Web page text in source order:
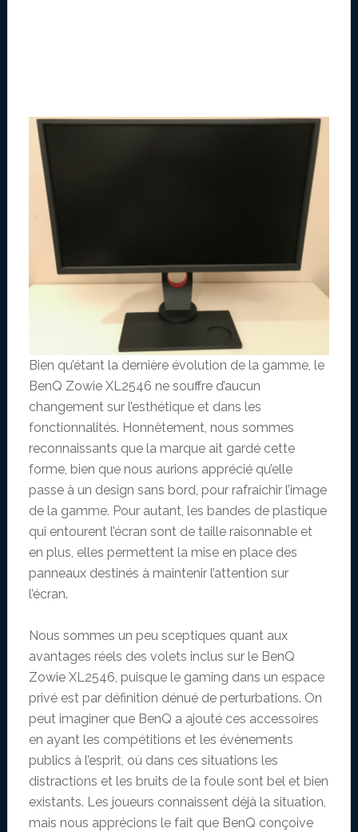
Bien qu’étant la dernière évolution de la gamme, le
BenQ Zowie XL2546 ne souffre d’aucun
changement sur l’esthétique et dans les
fonctionnalités. Honnêtement, nous sommes
reconnaissants que la marque ait gardé cette
forme, bien que nous aurions apprécié qu’elle
passe à un design sans bord, pour rafraichir l’image
de la gamme. Pour autant, les bandes de plastique
qui entourent l’écran sont de taille raisonnable et
en plus, elles permettent la mise en place des
panneaux destinés à maintenir l’attention sur
l’écran.
Nous sommes un peu sceptiques quant aux
avantages réels des volets inclus sur le BenQ
Zowie XL2546, puisque le gaming dans un espace
privé est par définition dénué de perturbations. On
peut imaginer que BenQ a ajouté ces accessoires
en ayant les compétitions et les évènements
publics à l’esprit, où dans ces situations les
distractions et les bruits de la foule sont bel et bien
existants. Les joueurs connaissent déjà la situation,
mais nous apprécions le fait que BenQ conçoive